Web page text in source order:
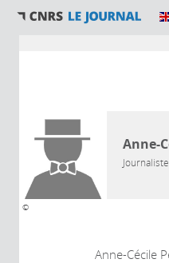
AUTEUR
©
Anne-
Journaliste
Anne-Cécile